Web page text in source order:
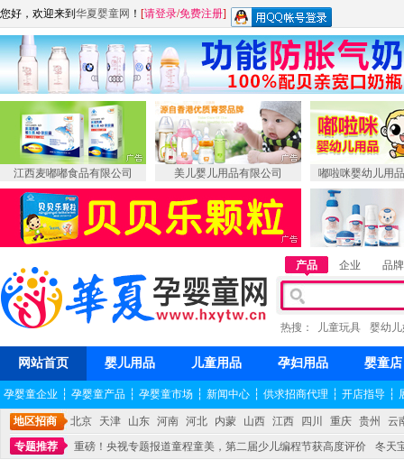
您好，欢迎来到 华夏婴童网 ！ [请登录/免费注册]
江西麦嘟嘟食品有限公司 美儿婴儿用品有限公司 嘟啦咪婴幼儿用
产品 企业 品牌
热搜： 儿童玩具 婴幼
网站首页 婴儿用品 儿童用品 孕妇用品 婴童店
孕婴童企业 ┆ 孕婴童产品 ┆ 孕婴童市场 ┆ 新闻中心 ┆ 供求招商代理 ┆ 开店指导 ┆
地区招商 北京 天津 山东 河南 河北 内蒙 山西 江西 四川 重庆 贵州
云
专题推荐
重磅！央视专题报道童程童美，第二届少儿编程节获高度评价
冬天